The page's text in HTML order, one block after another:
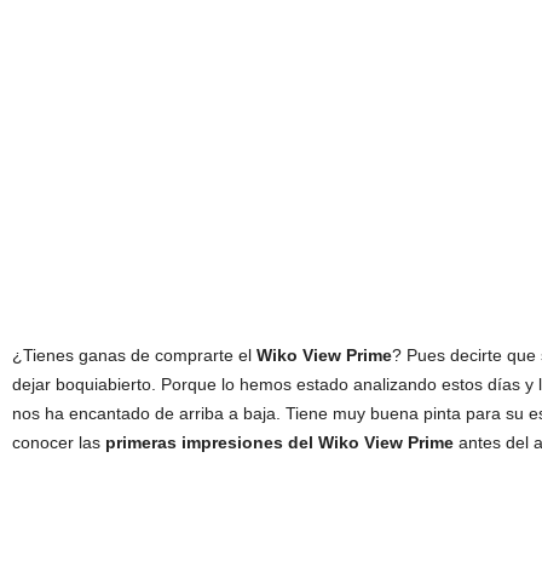
¿Tienes ganas de comprarte el Wiko View Prime? Pues decirte que
dejar boquiabierto. Porque lo hemos estado analizando estos días
nos ha encantado de arriba a baja. Tiene muy buena pinta para su
conocer las primeras impresiones del Wiko View Prime antes del